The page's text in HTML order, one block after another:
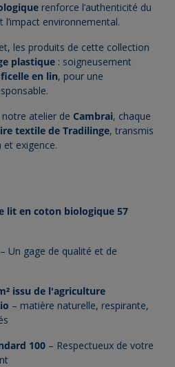
renforce l’authenticité du
environnemental.
les produits de cette collection
plastique : soigneusement
en lin, pour une
notre atelier de Cambrai, chaque
textile de Tradilinge, transmis
et exigence.
lit en coton biologique 57
– Un gage de qualité et de
issu de l'agriculture
– matière naturelle, respirante,
100 – Respectueux de votre